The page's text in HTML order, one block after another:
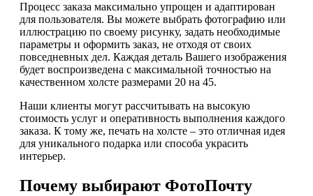
Процесс заказа максимально упрощен и адаптирован
для пользователя. Вы можете выбрать фотографию или
иллюстрацию по своему рисунку, задать необходимые
параметры и оформить заказ, не отходя от своих
повседневных дел. Каждая деталь Вашего изображения
будет воспроизведена с максимальной точностью на
качественном холсте размерами 20 на 45.
Наши клиенты могут рассчитывать на высокую
стоимость услуг и оперативность выполнения каждого
заказа. К тому же, печать на холсте – это отличная идея
для уникального подарка или способа украсить
интерьер.
Почему выбирают ФотоПочту